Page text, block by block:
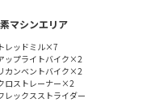
マシンエリア
トレッドミル×7
ップライトバイク×2
カンベントバイク×2
ロストレーナー×2
レックスストライダー